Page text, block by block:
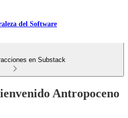
del Software
en Substack
Antropoceno